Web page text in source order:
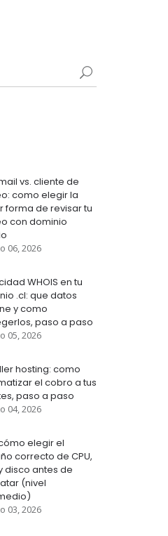
vs. cliente de
como elegir la
forma de revisar tu
con dominio
06, 2026
WHOIS en tu
.cl: que datos
y como
paso a paso
05, 2026
hosting: como
el cobro a tus
paso a paso
04, 2026
elegir el
correcto de CPU,
disco antes de
(nivel
03, 2026